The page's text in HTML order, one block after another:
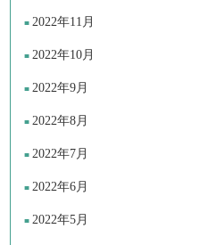
2022年11月
2022年10月
2022年9月
2022年8月
2022年7月
2022年6月
2022年5月